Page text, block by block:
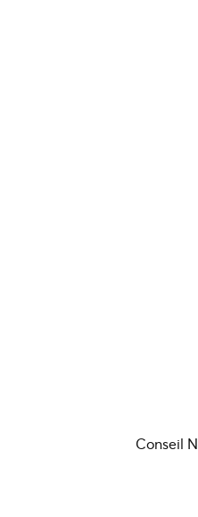
Conseil